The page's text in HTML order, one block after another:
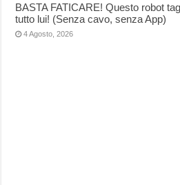
BASTA FATICARE! Questo robot
tutto lui! (Senza cavo, senza App)
4 Agosto, 2026